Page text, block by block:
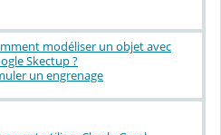
modéliser un objet avec
Skectup ?
un engrenage